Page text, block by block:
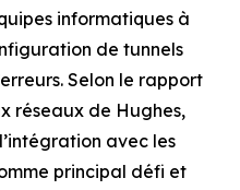
informatiques à
de tunnels
Selon le rapport
réseaux de Hughes,
avec les
principal défi et